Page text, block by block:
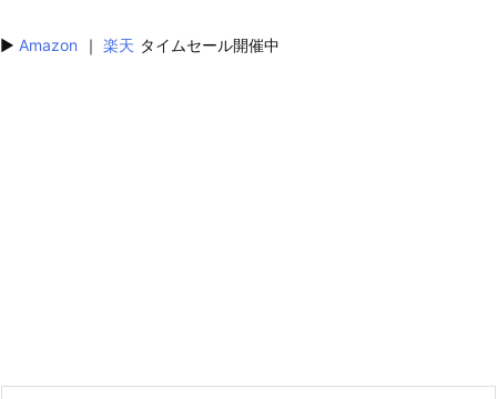
▶︎ Amazon ｜ 楽天 タイムセール開催中